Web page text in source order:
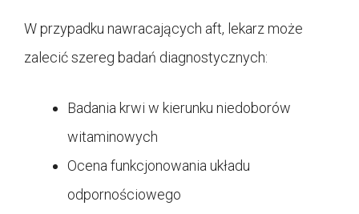
W przypadku nawracających aft, lekarz może
zalecić szereg badań diagnostycznych:
Badania krwi w kierunku niedoborów
witaminowych
Ocena funkcjonowania układu
odpornościowego